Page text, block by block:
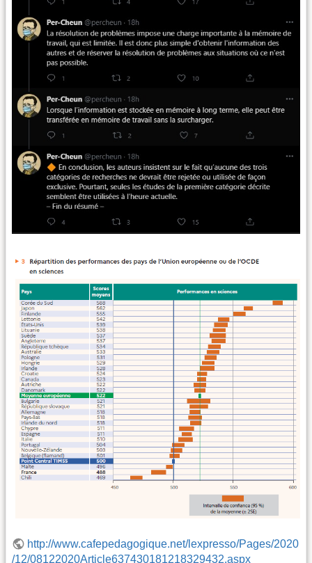
http://www.cafepedagogique.net/lexpresso/Pages/2020
/12/08122020Article637430181218329432.aspx